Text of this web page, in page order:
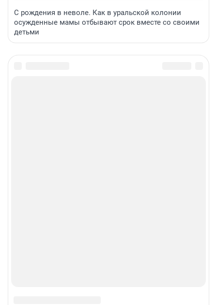
С рождения в неволе. Как в уральской колонии
осужденные мамы отбывают срок вместе со своими
детьми